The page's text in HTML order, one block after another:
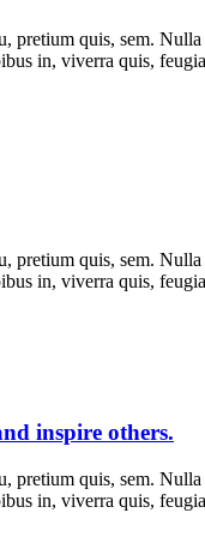
pretium quis, sem.
in, viverra quis,
pretium quis, sem.
in, viverra quis,
inspire others.
pretium quis, sem.
in, viverra quis,